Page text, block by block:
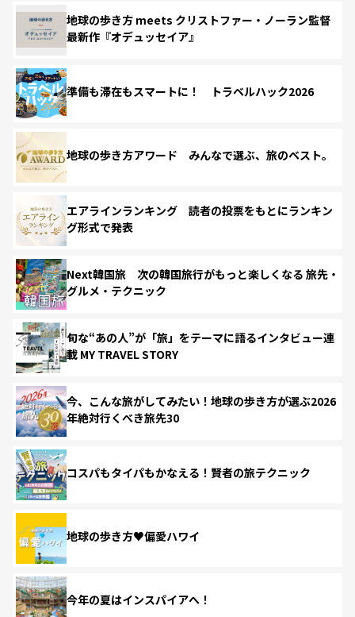
地球の歩き方 meets クリストファー・ノーラン監督
最新作『オデュッセイア』
準備も滞在もスマートに！ トラベルハック2026
地球の歩き方アワード みんなで選ぶ、旅のベスト。
エアラインランキング 読者の投票をもとにランキン
グ形式で発表
Next韓国旅 次の韓国旅行がもっと楽しくなる 旅先・
グルメ・テクニック
旬な“あの人”が「旅」をテーマに語るインタビュー連
載 MY TRAVEL STORY
今、こんな旅がしてみたい！地球の歩き方が選ぶ2026
年絶対行くべき旅先30
コスパもタイパもかなえる！賢者の旅テクニック
地球の歩き方♥偏愛ハワイ
今年の夏はインスパイアへ！